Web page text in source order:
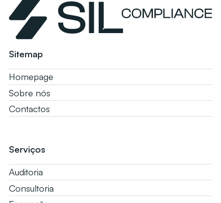
Sitemap
Homepage
Sobre nós
Contactos
Serviços
Auditoria
Consultoria